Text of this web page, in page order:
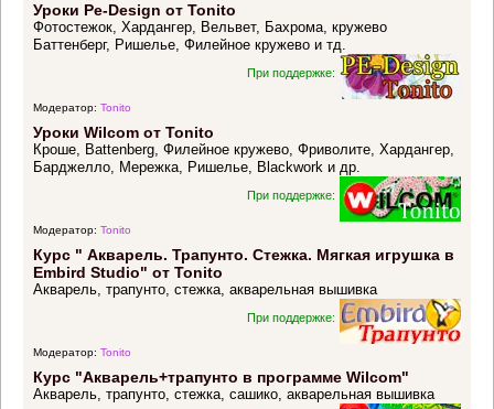
Уроки Pe-Design от Tonito
Фотостежок, Хардангер, Вельвет, Бахрома, кружево
Баттенберг, Ришелье, Филейное кружево и тд.
При поддержке:
Модератор: Tonito
Уроки Wilcom от Tonito
Кроше, Battenberg, Филейное кружево, Фриволите, Хардангер,
Барджелло, Мережка, Ришелье, Blackwork и др.
При поддержке:
Модератор: Tonito
Курс " Акварель. Трапунто. Стежка. Мягкая игрушка в
Embird Studio" от Tonito
Акварель, трапунто, стежка, акварельная вышивка
При поддержке:
Модератор: Tonito
Курс "Акварель+трапунто в программе Wilcom"
Акварель, трапунто, стежка, сашико, акварельная вышивка